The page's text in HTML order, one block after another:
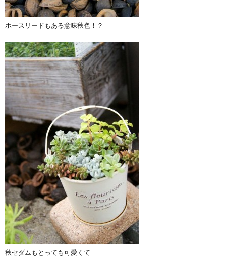
ホースリードもある意味秋色！？
秋セダムもとっても可愛くて